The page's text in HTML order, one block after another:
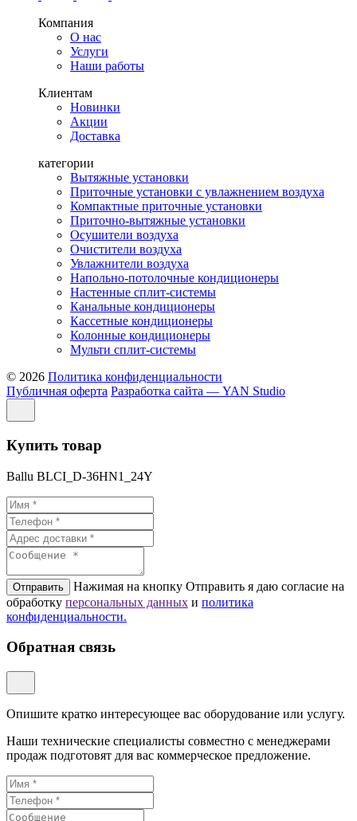
Компания
О нас
Услуги
Наши работы
Клиентам
Новинки
Акции
Доставка
категории
Вытяжные установки
Приточные установки с увлажнением воздуха
Компактные приточные установки
Приточно-вытяжные установки
Осушители воздуха
Очистители воздуха
Увлажнители воздуха
Напольно-потолочные кондиционеры
Настенные сплит-системы
Канальные кондиционеры
Кассетные кондиционеры
Колонные кондиционеры
Мульти сплит-системы
© 2026 Политика конфиденциальности
Публичная оферта Разработка сайта — YAN Studio
Купить товар
Ballu BLCI_D-36HN1_24Y
Отправить
Нажимая на кнопку Отправить я даю согласие на
обработку персональных данных и политикa
конфиденциальности.
Обратная связь
Опишите кратко интересующее вас оборудование или услугу.
Наши технические специалисты совместно с менеджерами
продаж подготовят для вас коммерческое предложение.